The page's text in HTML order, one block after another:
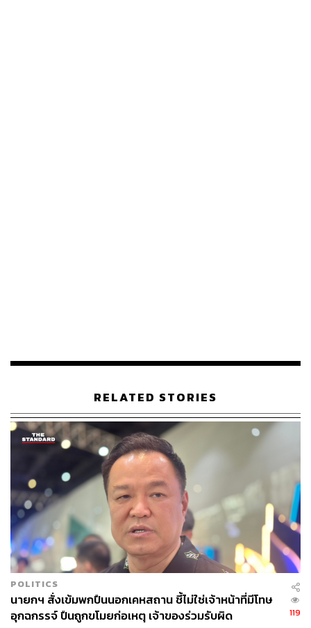
RELATED STORIES
POLITICS
นายกฯ สั่งเข้มพกปืนนอกเคหสถาน ชี้ไม่ใช่เจ้าหน้าที่มีโทษ
อุกฉกรรจ์ ปืนถูกขโมยก่อเหตุ เจ้าของร่วมรับผิด
119